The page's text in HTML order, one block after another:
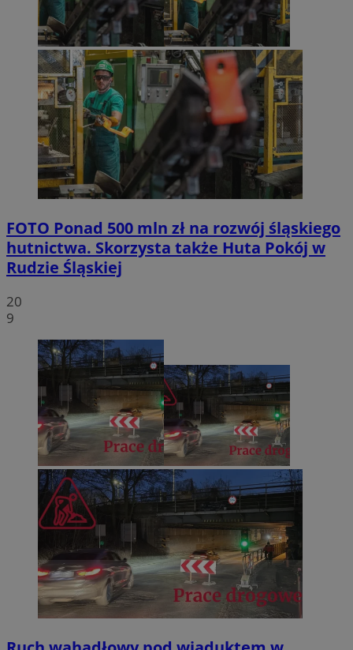
FOTO Ponad 500 mln zł na rozwój śląskiego
hutnictwa. Skorzysta także Huta Pokój w
Rudzie Śląskiej
20
9